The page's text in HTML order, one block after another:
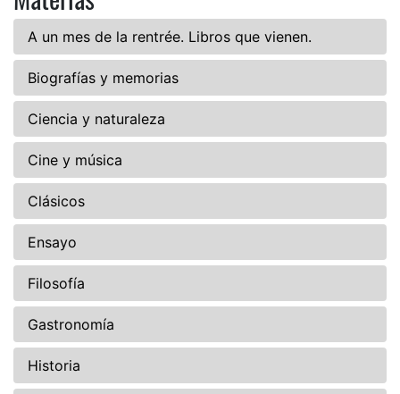
A un mes de la rentrée. Libros que vienen.
Biografías y memorias
Ciencia y naturaleza
Cine y música
Clásicos
Ensayo
Filosofía
Gastronomía
Historia